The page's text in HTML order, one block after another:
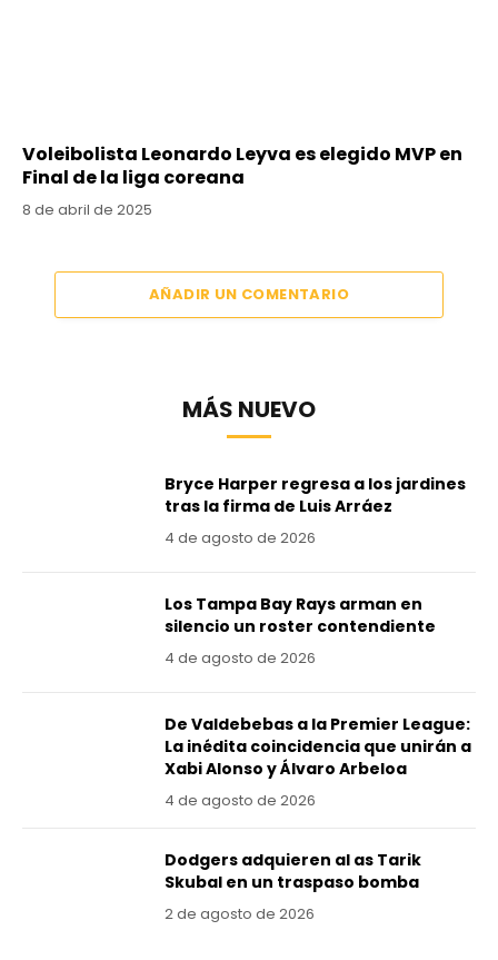
Voleibolista Leonardo Leyva es elegido MVP en
Final de la liga coreana
8 de abril de 2025
AÑADIR UN COMENTARIO
MÁS NUEVO
Bryce Harper regresa a los jardines
tras la firma de Luis Arráez
4 de agosto de 2026
Los Tampa Bay Rays arman en
silencio un roster contendiente
4 de agosto de 2026
De Valdebebas a la Premier League:
La inédita coincidencia que unirán a
Xabi Alonso y Álvaro Arbeloa
4 de agosto de 2026
Dodgers adquieren al as Tarik
Skubal en un traspaso bomba
2 de agosto de 2026